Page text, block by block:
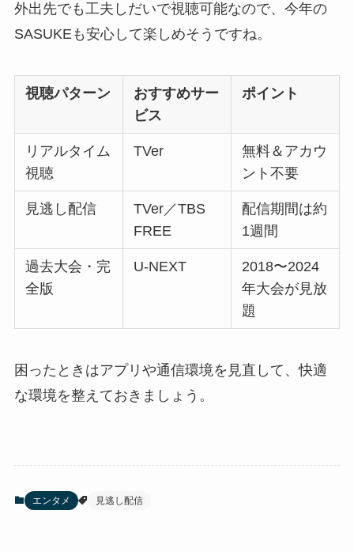
外出先でも工夫しだいで視聴可能なので、今年の
SASUKEも安心して楽しめそうですね。
視聴パターン
おすすめサー
ビス
ポイント
リアルタイム
視聴
TVer
無料＆アカウ
ント不要
見逃し配信
TVer／TBS
FREE
配信期間は約
1週間
過去大会・完
全版
U-NEXT
2018〜2024
年大会が見放
題
困ったときはアプリや通信環境を見直して、快適
な環境を整えておきましょう。
エンタメ 見逃し配信